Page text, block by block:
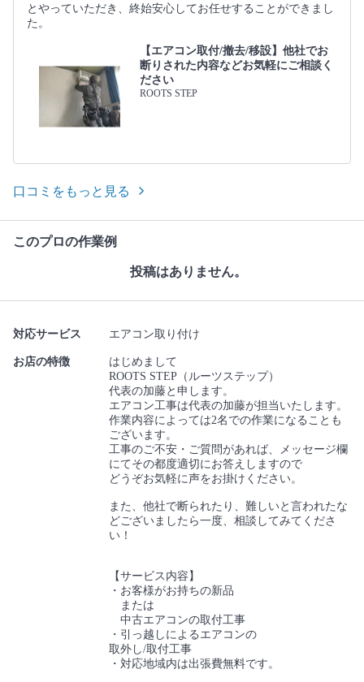
とやっていただき、終始安心してお任せすることができまし
た。
【エアコン取付/撤去/移設】他社でお
断りされた内容などお気軽にご相談く
ださい
ROOTS STEP
口コミをもっと見る
このプロの作業例
投稿はありません。
対応サービス エアコン取り付け
お店の特徴
はじめまして
ROOTS STEP（ルーツステップ）
代表の加藤と申します。
エアコン工事は代表の加藤が担当いたします。
作業内容によっては2名での作業になることも
ございます。
工事のご不安・ご質問があれば、メッセージ欄
にてその都度適切にお答えしますので
どうぞお気軽に声をお掛けください。
また、他社で断られたり、難しいと言われたな
どございましたら一度、相談してみてくださ
い！
【サービス内容】
・お客様がお持ちの新品
または
中古エアコンの取付工事
・引っ越しによるエアコンの
取外し/取付工事
・対応地域内は出張費無料です。